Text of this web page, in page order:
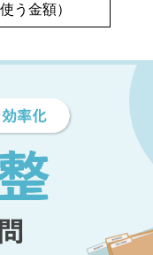
う金額）